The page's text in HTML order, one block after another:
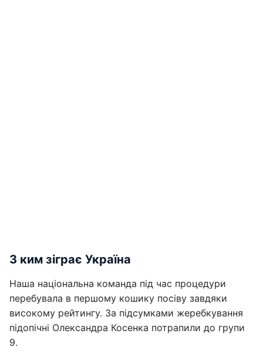
З ким зіграє Україна
Наша національна команда під час процедури
перебувала в першому кошику посіву завдяки
високому рейтингу. За підсумками жеребкування
підопічні Олександра Косенка потрапили до групи
9.